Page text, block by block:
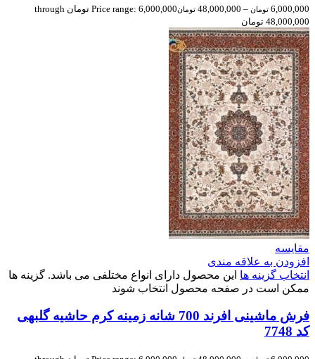
6,000,000 تومان –
48,000,000 تومان
Price range: 6,000,000 تومان through
48,000,000 تومان
مقایسه
افزودن به علاقه مندی
انتخاب گزینه ها این محصول دارای انواع مختلفی می باشد. گزینه ها
ممکن است در صفحه محصول انتخاب شوند
فرش ماشینی افرند 700 شانه زمینه کرم حاشیه گلبهی
کد 7748